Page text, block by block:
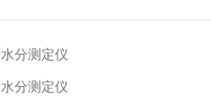
分测定仪
分测定仪